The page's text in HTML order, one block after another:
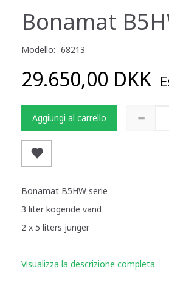
Bonamat
Modello: 68213
29.650,00 DKK
Aggiungi al carrello
Bonamat B5HW serie
3 liter kogende vand
2 x 5 liters junger
Visualizza la descrizione completa